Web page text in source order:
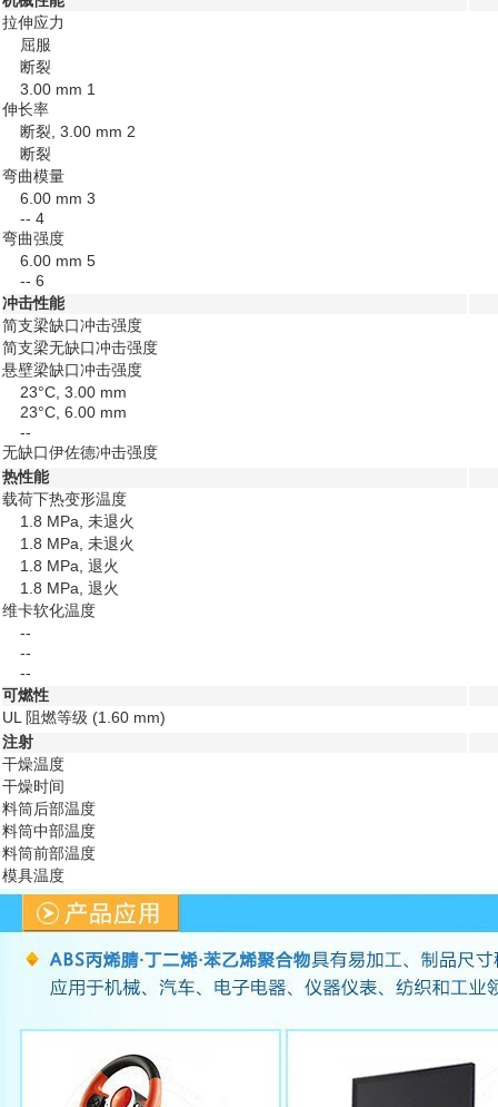
拉伸应力
屈服
断裂
3.00 mm 1
伸长率
断裂, 3.00 mm 2
断裂
弯曲模量
6.00 mm 3
-- 4
弯曲强度
6.00 mm 5
-- 6
冲击性能
简支梁缺口冲击强度
简支梁无缺口冲击强度
悬壁梁缺口冲击强度
23°C, 3.00 mm
23°C, 6.00 mm
--
无缺口伊佐德冲击强度
热性能
载荷下热变形温度
1.8 MPa, 未退火
1.8 MPa, 未退火
1.8 MPa, 退火
1.8 MPa, 退火
维卡软化温度
--
--
--
可燃性
UL 阻燃等级 (1.60 mm)
注射
干燥温度
干燥时间
料筒后部温度
料筒中部温度
料筒前部温度
模具温度